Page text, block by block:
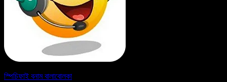
স্পিচিফাই বনাম বালাবোলকা